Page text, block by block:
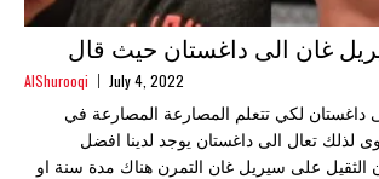
غان الى داغستان حيث قال
AlShurooqi July 4, 2022
داغستان لكي تتعلم المصارعة المصارعة في
لذلك تعال الى داغستان يوجد لدينا افضل
الثقيل على سيريل غان التمرن هناك مدة سنة او